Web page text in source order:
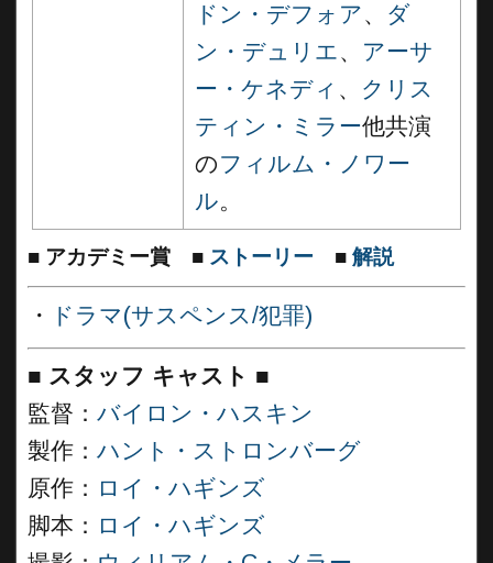
ドン・デフォア、 ダ
ン・デュリエ、 アーサ
ー・ケネディ 、 クリス
ティン・ミラー他共演
のフィルム・ノワー
ル。
■ アカデミー賞 ■ ストーリー ■ 解説
・ ドラマ(サスペンス/犯罪)
■ スタッフ キャスト ■
監督： バイロン・ハスキン
製作： ハント・ストロンバーグ
原作： ロイ・ハギンズ
脚本： ロイ・ハギンズ